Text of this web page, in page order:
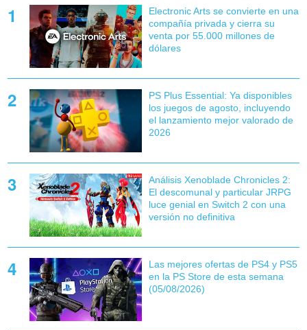
Electronic Arts se convierte en una
compañía privada y cierra su
venta por 55.000 millones de
dólares
PS Plus Essential: Ya disponibles
los juegos de agosto, incluyendo
el lanzamiento mejor valorado de
2026
Análisis Xenoblade Chronicles 2:
El descomunal y particular JRPG
luce genial en Switch 2 con una
versión no definitiva
Las mejores ofertas de PS4 y PS5
en la PS Store de esta semana
(05/08/2026)